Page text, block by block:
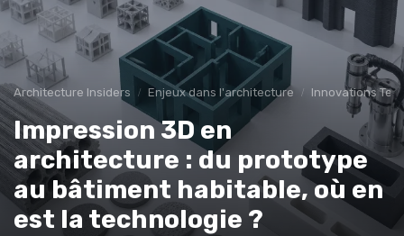
Architecture Insiders Enjeux dans l'architecture Innovations
Impression 3D en
architecture : du prototype
au bâtiment habitable, où en
est la technologie ?